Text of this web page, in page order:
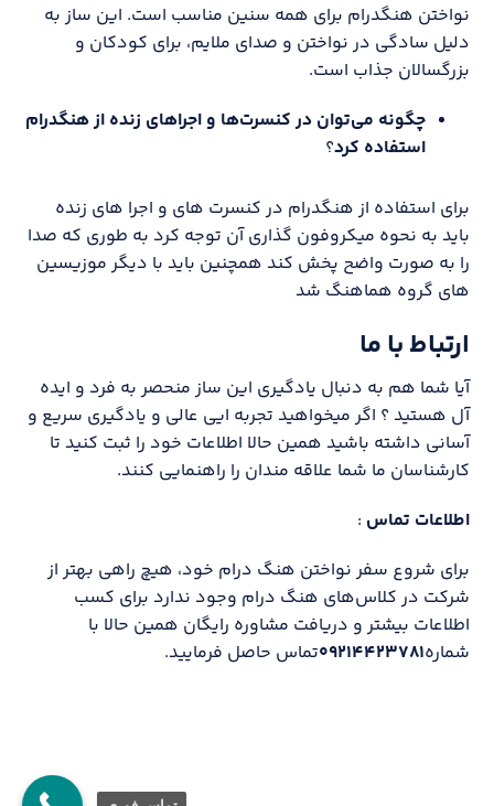
نواختن هنگدرام برای همه سنین مناسب است. این ساز به
دلیل سادگی در نواختن و صدای ملایم، برای کودکان و
بزرگسالان جذاب است.
چگونه می‌توان در کنسرت‌ها و اجراهای زنده از هنگدرام
استفاده کرد؟
برای استفاده از هنگدرام در کنسرت های و اجرا های زنده
باید به نحوه میکروفون گذاری آن توجه کرد به طوری که صدا
را به صورت واضح پخش کند همچنین باید با دیگر موزیسین
های گروه هماهنگ شد
ارتباط با ما
آیا شما هم به دنبال یادگیری این ساز منحصر به فرد و ایده
آل هستید ؟ اگر میخواهید تجربه ایی عالی و یادگیری سریع و
آسانی داشته باشید همین حالا اطلاعات خود را ثبت کنید تا
کارشناسان ما شما علاقه مندان را راهنمایی کنند.
اطلاعات تماس :
برای شروع سفر نواختن هنگ درام خود، هیچ راهی بهتر از
شرکت در کلاس‌های هنگ درام وجود ندارد برای کسب
اطلاعات بیشتر و دریافت مشاوره رایگان همین حالا با
شماره۰۹۲۱۴۴۲۳۷۸۱تماس حاصل فرمایید.